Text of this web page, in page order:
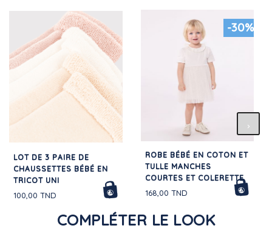
LOT DE 3 PAIRE DE
CHAUSSETTES BÉBÉ EN
TRICOT UNI
100,00 TND
-30%
ROBE BÉBÉ EN COTON ET
TULLE MANCHES
COURTES ET COLERETTE
168,00 TND
COMPLÉTER LE LOOK